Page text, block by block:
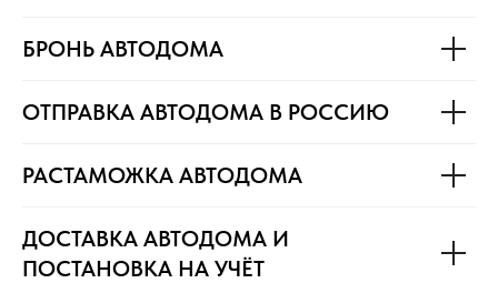
БРОНЬ АВТОДОМА
ОТПРАВКА АВТОДОМА В РОССИЮ
РАСТАМОЖКА АВТОДОМА
ДОСТАВКА АВТОДОМА И
ПОСТАНОВКА НА УЧЁТ